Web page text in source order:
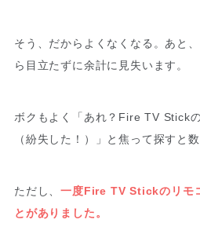
そう、だからよくなくなる。あと
ら目立たずに余計に見失います。
ボクもよく「あれ？Fire TV Stick
（紛失した！）」と焦って探すと
ただし、一度Fire TV Stickのリモ
とがありました。